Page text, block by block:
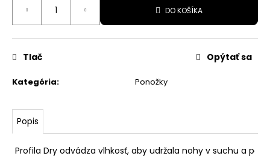
DO KOŠÍKA
Kategória: Ponožky
Tlač Opýtať sa
Popis
Profila Dry odvádza vlhkosť, aby udržala nohy v suchu a
PRO
TEAM
20,50
Pôvodne:
€